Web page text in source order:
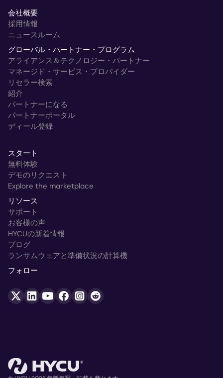
会社概要
採用情報
ニュースルーム
グローバル・パートナー・プログラム
アライアンス＆テクノロジー・パートナー
マネージド・サービス・プロバイダー
リセラー検索
紹介
パートナーになる
パートナーポータル
ディール登録
スタート
無料体験
デモのリクエスト
Explore the marketplace
リソース
サポート
お客様の声
HYCUの新着情報
ブログ
ランサムウェアと準備状況の計算機
フォロー